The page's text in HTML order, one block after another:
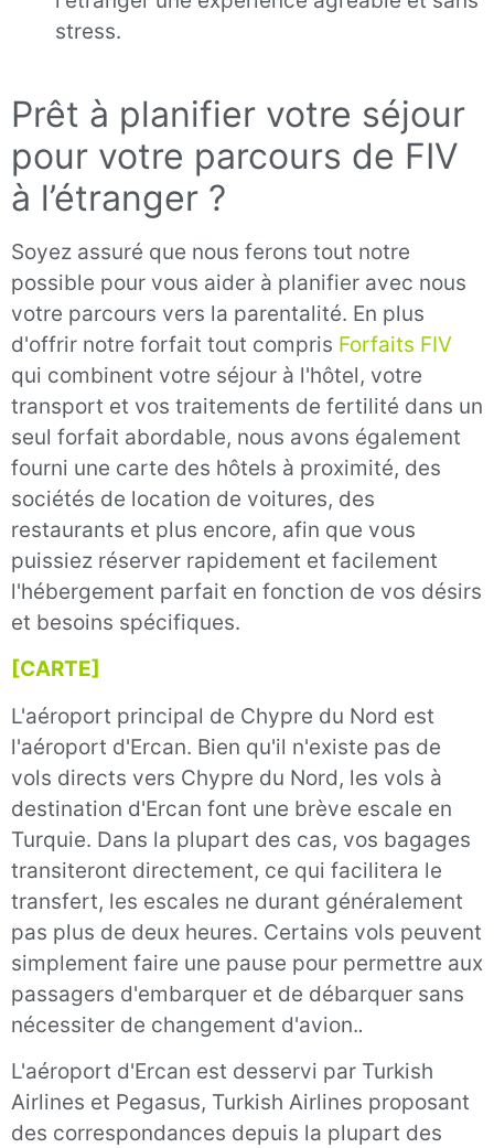
stress.
Prêt à planifier votre séjour
pour votre parcours de FIV
à l’étranger ?
Soyez assuré que nous ferons tout notre
possible pour vous aider à planifier avec nous
votre parcours vers la parentalité. En plus
d'offrir notre forfait tout compris Forfaits FIV
qui combinent votre séjour à l'hôtel, votre
transport et vos traitements de fertilité dans un
seul forfait abordable, nous avons également
fourni une carte des hôtels à proximité, des
sociétés de location de voitures, des
restaurants et plus encore, afin que vous
puissiez réserver rapidement et facilement
l'hébergement parfait en fonction de vos désirs
et besoins spécifiques.
[CARTE]
L'aéroport principal de Chypre du Nord est
l'aéroport d'Ercan. Bien qu'il n'existe pas de
vols directs vers Chypre du Nord, les vols à
destination d'Ercan font une brève escale en
Turquie. Dans la plupart des cas, vos bagages
transiteront directement, ce qui facilitera le
transfert, les escales ne durant généralement
pas plus de deux heures. Certains vols peuvent
simplement faire une pause pour permettre aux
passagers d'embarquer et de débarquer sans
nécessiter de changement d'avion..
L'aéroport d'Ercan est desservi par Turkish
Airlines et Pegasus, Turkish Airlines proposant
des correspondances depuis la plupart des